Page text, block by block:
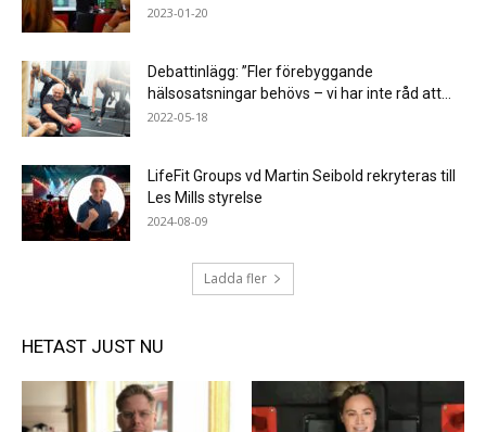
2023-01-20
Debattinlägg: ”Fler förebyggande
hälsosatsningar behövs – vi har inte råd att...
2022-05-18
LifeFit Groups vd Martin Seibold rekryteras till
Les Mills styrelse
2024-08-09
Ladda fler
HETAST JUST NU